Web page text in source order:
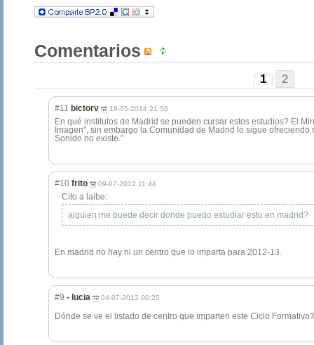
Comentarios
1 2
#11 bictorv 19-05-2014 21:56
En qué institutos de Madrid se pueden cursar estos estudios? El
Imagen", sin embargo la Comunidad de Madrid lo sigue
Sonido no existe."
#10 frito 09-07-2012 11:44
Cito a laibe:
alguien me puede decir donde puedo estudiar esto en madrid?
En madrid no hay ni un centro que lo imparta para 2012-13.
#9 - lucia 04-07-2012 00:25
Dónde se ve el listado de centro que imparten este Ciclo